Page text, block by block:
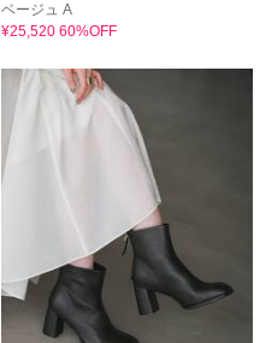
ベージュ A
¥25,520 60%OFF